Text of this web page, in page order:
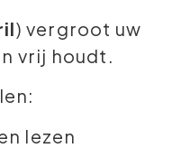
) vergroot uw
vrij houdt.
lezen